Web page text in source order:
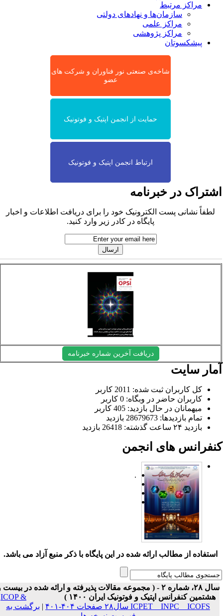
مراکز مرتبط
سازمان‌ها و نهادهای دولتی
مراکز علمی
مراکز پژوهشی
پیشکسوتان
شاخه‌ی صنعتی نور فناوران و شرکت های
عضو
حمایت از انجمن اپتیک و فوتونیک
ارتباط انجمن اپتیک و فوتونیک
در خبرنامه
لطفاً نشانی پست الکترونیک خود را برای دریافت اطلاعات و اخبار
پایگاه در کادر زیر وارد کنید.
دریافت آخرین شماره خبرنامه
سایت
کل کاربران ثبت شده: 2011 کاربر
کاربران حاضر در وبگاه: 0 کاربر
میهمانان در حال بازدید: 405 کاربر
تمام بازدید‌ها: 28679673 بازدید
بازدید ۲۴ ساعت گذشته: 26418 بازدید
های انجمن
.
استفاده از مطالب ارائه شده در این پایگاه با ذکر منبع آزاد می باشد.
سال ۲۸، شماره ۲ - ( مجموعه مقالات پذیرفته و ارائه شده در بیست و
هشتمین کنفرانس اپتیک و فوتونیک ایران ۱۴۰۰ )
ICOP &
ICPET _ INPC _ ICOFS سال۲۸ صفحات ۴۰۴-۴۰۱
|برگشت به